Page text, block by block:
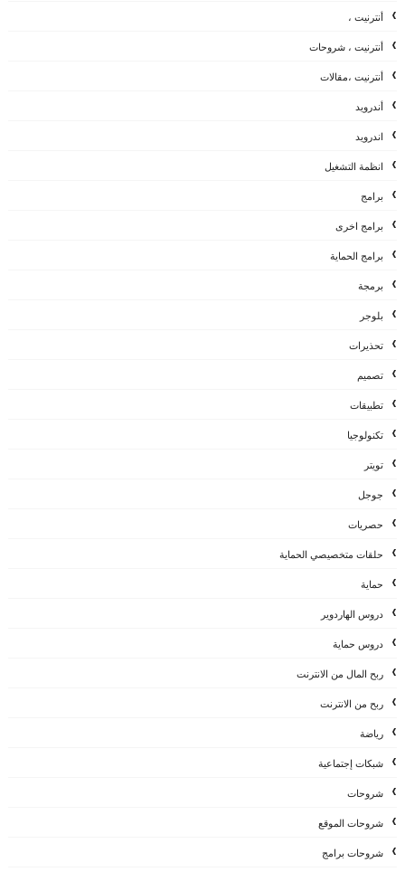
أنترنيت ،
أنترنيت ، شروحات
أنترنيت ،مقالات
أندرويد
اندرويد
انظمة التشغيل
برامج
برامج اخرى
برامج الحماية
برمجة
بلوجر
تحذيرات
تصميم
تطبيقات
تكنولوجيا
تويتر
جوجل
حصريات
حلقات متخصيصي الحماية
حماية
دروس الهاردوير
دروس حماية
ربح المال من الانترنت
ربح من الانترنت
رياضة
شبكات إجتماعية
شروحات
شروحات الموقع
شروحات برامج